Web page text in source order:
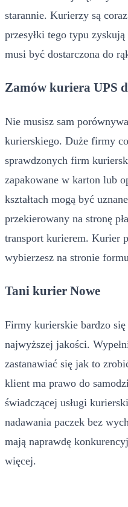
starannie. Kurierzy są
przesyłki tego typu
musi być dostarczona do
Zamów kuriera UPS
Nie musisz sam
kurierskiego. Duże firmy
sprawdzonych firm
zapakowane w karton lub
kształtach mogą być
przekierowany na stronę
transport kurierem. Kurier
wybierzesz na stronie
Tani kurier Nowe
Firmy kurierskie bardzo się
najwyższej jakości.
zastanawiać się jak to
klient ma prawo do
świadczącej usługi
nadawania paczek bez
mają naprawdę
więcej.